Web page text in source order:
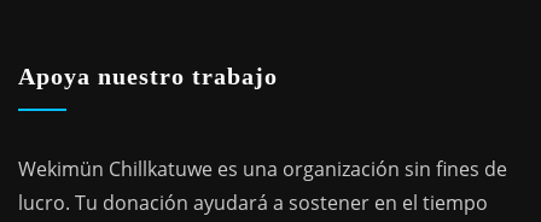
Apoya nuestro trabajo
Wekimün Chillkatuwe es una organización sin fines de
lucro. Tu donación ayudará a sostener en el tiempo